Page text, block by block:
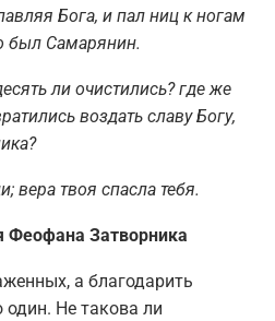
Бога, и пал ниц к ногам
был Самарянин.
ли очистились? где же
воздать славу Богу,
вера твоя спасла тебя.
Феофана Затворника
а благодарить
один. Не такова ли